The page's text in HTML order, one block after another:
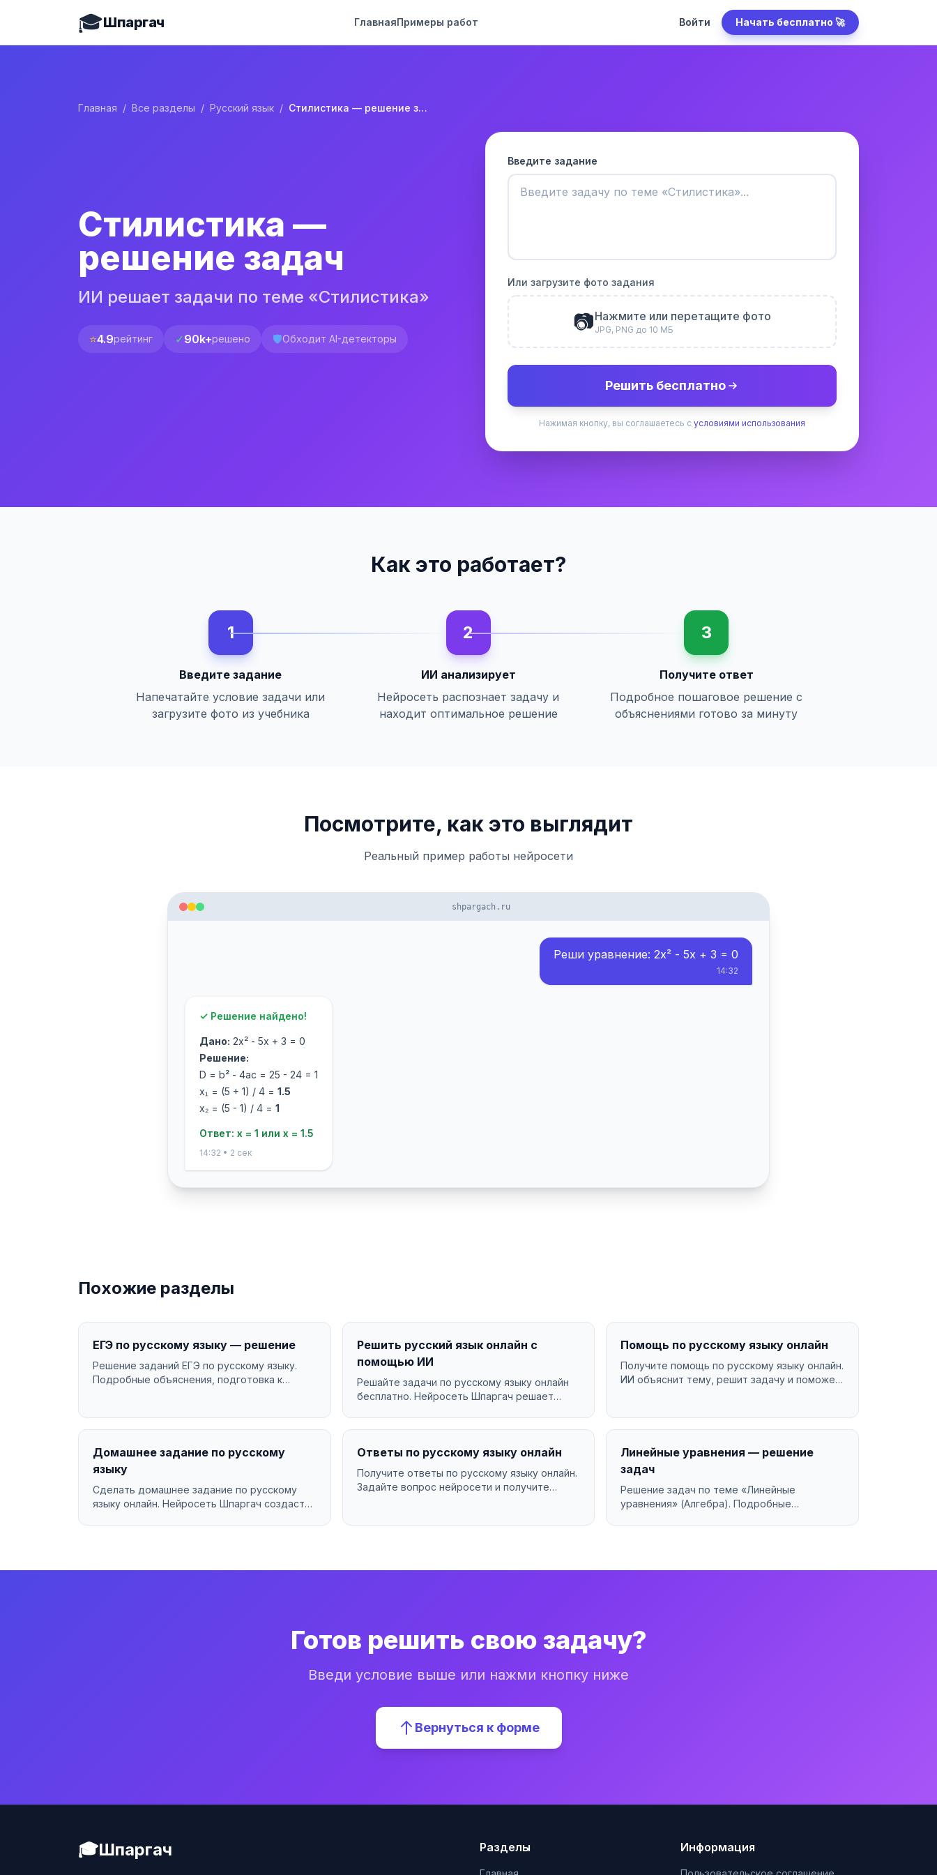
🎓Шпаргач ГлавнаяПримеры работ Войти Начать бесплатно 🚀
Главная / Все разделы / Русский язык / Стилистика — решение задач
Стилистика —
решение задач
ИИ решает задачи по теме «Стилистика»
⭐4.9рейтинг ✓90k+решено 🛡️Обходит AI-детекторы
Введите задание
Или загрузите фото задания
📷Нажмите или перетащите фото
JPG, PNG до 10 МБ
Решить бесплатно
Нажимая кнопку, вы соглашаетесь с условиями использования
Как это работает?
1
Введите задание
Напечатайте условие задачи или
загрузите фото из учебника
2
ИИ анализирует
Нейросеть распознает задачу и
находит оптимальное решение
3
Получите ответ
Подробное пошаговое решение с
объяснениями готово за минуту
Посмотрите, как это выглядит
Реальный пример работы нейросети
shpargach.ru
Реши уравнение: 2x² - 5x + 3 = 0
14:32
✓ Решение найдено!
Дано: 2x² - 5x + 3 = 0
Решение:
D = b² - 4ac = 25 - 24 = 1
x₁ = (5 + 1) / 4 = 1.5
x₂ = (5 - 1) / 4 = 1
Ответ: x = 1 или x = 1.5
14:32 • 2 сек
Похожие разделы
ЕГЭ по русскому языку — решение
Решение заданий ЕГЭ по русскому языку.
Подробные объяснения, подготовка к
Решить русский язык онлайн с
помощью ИИ
Решайте задачи по русскому языку онлайн
бесплатно. Нейросеть Шпаргач решает
Помощь по русскому языку онлайн
Получите помощь по русскому языку онлайн.
ИИ объяснит тему, решит задачу и поможет
Домашнее задание по русскому
языку
Сделать домашнее задание по русскому
языку онлайн. Нейросеть Шпаргач создаст
Ответы по русскому языку онлайн
Получите ответы по русскому языку онлайн.
Задайте вопрос нейросети и получите
Линейные уравнения — решение
задач
Решение задач по теме «Линейные
уравнения» (Алгебра). Подробные
Готов решить свою задачу?
Введи условие выше или нажми кнопку ниже
Вернуться к форме
🎓Шпаргач Разделы Информация